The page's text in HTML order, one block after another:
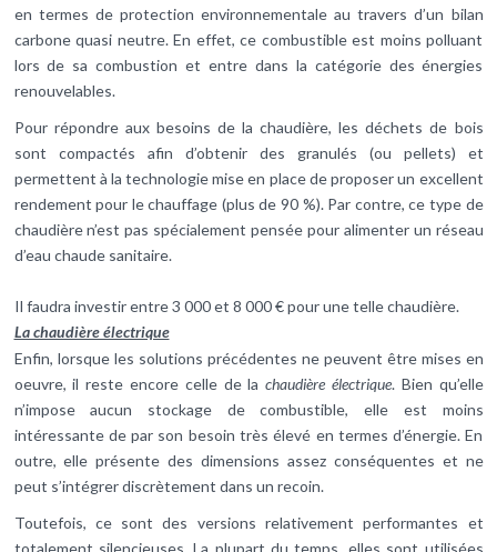
en termes de protection environnementale au travers d’un bilan
carbone quasi neutre. En effet, ce combustible est moins polluant
lors de sa combustion et entre dans la catégorie des énergies
renouvelables.
Pour répondre aux besoins de la chaudière, les déchets de bois
sont compactés afin d’obtenir des granulés (ou pellets) et
permettent à la technologie mise en place de proposer un excellent
rendement pour le chauffage (plus de 90 %). Par contre, ce type de
chaudière n’est pas spécialement pensée pour alimenter un réseau
d’eau chaude sanitaire.
Il faudra investir entre 3 000 et 8 000 € pour une telle chaudière.
La chaudière électrique
Enfin, lorsque les solutions précédentes ne peuvent être mises en
oeuvre, il reste encore celle de lachaudière électrique. Bien qu’elle
n’impose aucun stockage de combustible, elle est moins
intéressante de par son besoin très élevé en termes d’énergie. En
outre, elle présente des dimensions assez conséquentes et ne
peut s’intégrer discrètement dans un recoin.
Toutefois, ce sont des versions relativement performantes et